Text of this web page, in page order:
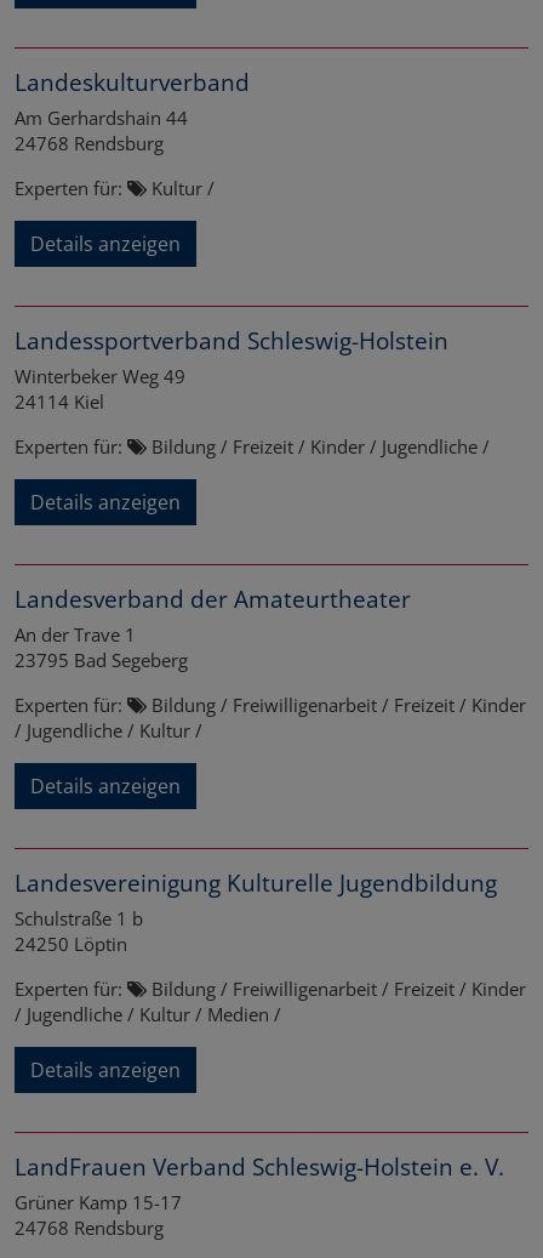
Landeskulturverband
Am Gerhardshain 44
24768 Rendsburg
Experten für:
Kultur /
Details anzeigen
Landessportverband Schleswig-Holstein
Winterbeker Weg 49
24114 Kiel
Experten für:
Bildung / Freizeit / Kinder / Jugendliche /
Details anzeigen
Landesverband der Amateurtheater
An der Trave 1
23795 Bad Segeberg
Experten für:
Bildung / Freiwilligenarbeit / Freizeit / Kinder
/ Jugendliche / Kultur /
Details anzeigen
Landesvereinigung Kulturelle Jugendbildung
Schulstraße 1 b
24250 Löptin
Experten für:
Bildung / Freiwilligenarbeit / Freizeit / Kinder
/ Jugendliche / Kultur / Medien /
Details anzeigen
LandFrauen Verband Schleswig-Holstein e. V.
Grüner Kamp 15-17
24768 Rendsburg